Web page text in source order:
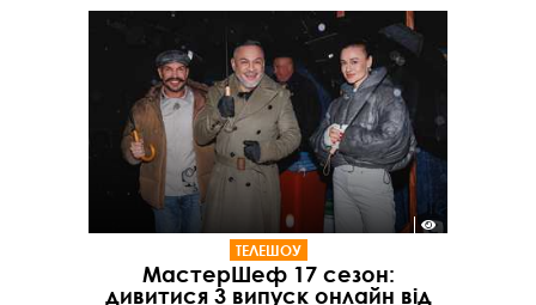
ТЕЛЕШОУ
МастерШеф 17 сезон:
дивитися 3 випуск онлайн від